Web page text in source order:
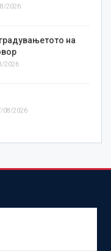
2026
на
2026
08/2026